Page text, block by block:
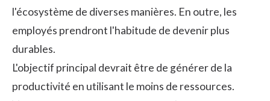
l'écosystème de diverses manières. En outre, les
employés prendront l'habitude de devenir plus
durables.
L'objectif principal devrait être de générer de la
productivité en utilisant le moins de ressources.